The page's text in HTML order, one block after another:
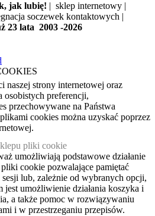
jak lubię! | sklep internetowy |
soczewek kontaktowych |
23 lata 2003 -2026
naszej strony internetowej oraz
osobistych preferencji,
przechowywane na Państwa
cookies można uzyskać poprzez
pliki cookie
umożliwiają podstawowe działanie
cookie pozwalające pamiętać
lub, zależnie od wybranych opcji,
jest umożliwienie działania koszyka i
a także pomoc w rozwiązywaniu
i w przestrzeganiu przepisów.